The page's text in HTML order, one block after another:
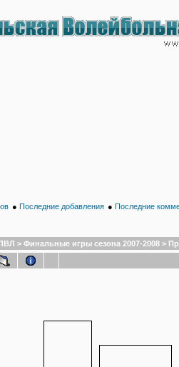
● Последние добавления ● Последние
> Финальные игры сезона 2007-2008 >